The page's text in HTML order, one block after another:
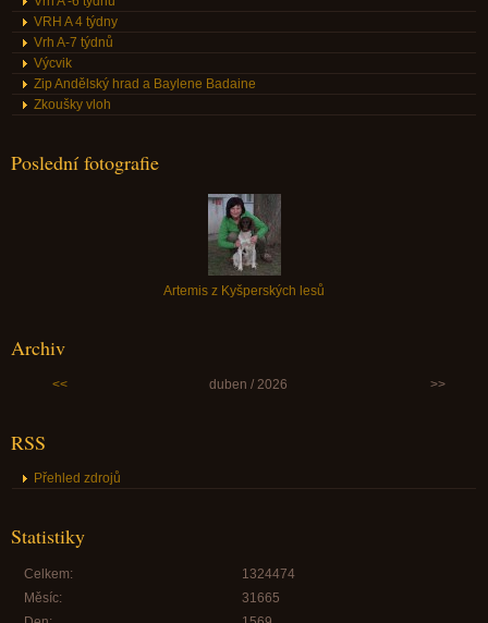
VRH A 4 týdny
Vrh A-7 týdnů
Výcvik
Zip Andělský hrad a Baylene Badaine
Zkoušky vloh
Poslední fotografie
Artemis z Kyšperských lesů
Archiv
<< duben / 2026 >>
RSS
Přehled zdrojů
Statistiky
Celkem:
1324474
Měsíc:
31665